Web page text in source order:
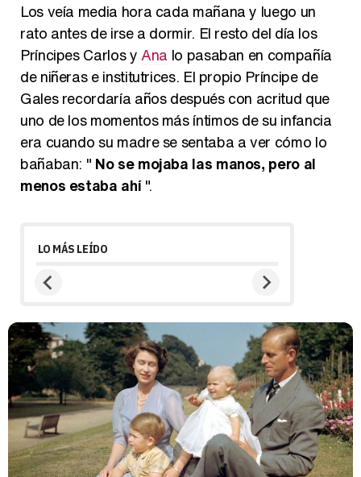
Los veía media hora cada mañana y luego un
rato antes de irse a dormir. El resto del día los
Príncipes Carlos yAna lo pasaban en compañía
de niñeras e institutrices. El propio Príncipe de
Gales recordaría años después con acritud que
uno de los momentos más íntimos de su infancia
era cuando su madre se sentaba a ver cómo lo
bañaban: " No se mojaba las manos, pero al
menos estaba ahí".
LO MÁS LEÍDO